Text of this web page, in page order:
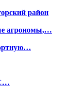
район
агрономы,…